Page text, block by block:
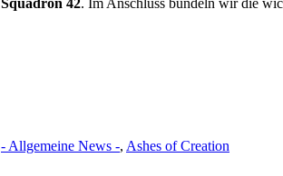
Squadron 42. Im Anschluss bündeln wir die
- Allgemeine News -, Ashes of Creation